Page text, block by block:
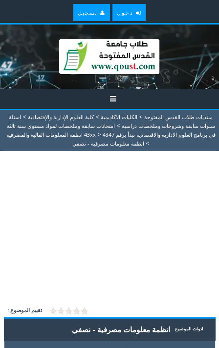
دخول تسجيل
منتديات طلاب القدس المفتوحة > الكليات الاكاديمية > كلية العلوم الإدارية والإقتصادية > اسئلة
سنوات سابقة وشروحات وملخصات دراسية > امتحانات سابقة وملخصات لمواد مستوى سنة ثالثة
في برنامج العلوم الادارية والاقتصادية تبدأ برقم 43xx
> 4347 انظمة المعلومات المالية والمصرفية
> انظمة معلومات مصرفية - نصفي
تقييم الموضوع :
ادوات الموضوع انظمة معلومات مصرفية - نصفي